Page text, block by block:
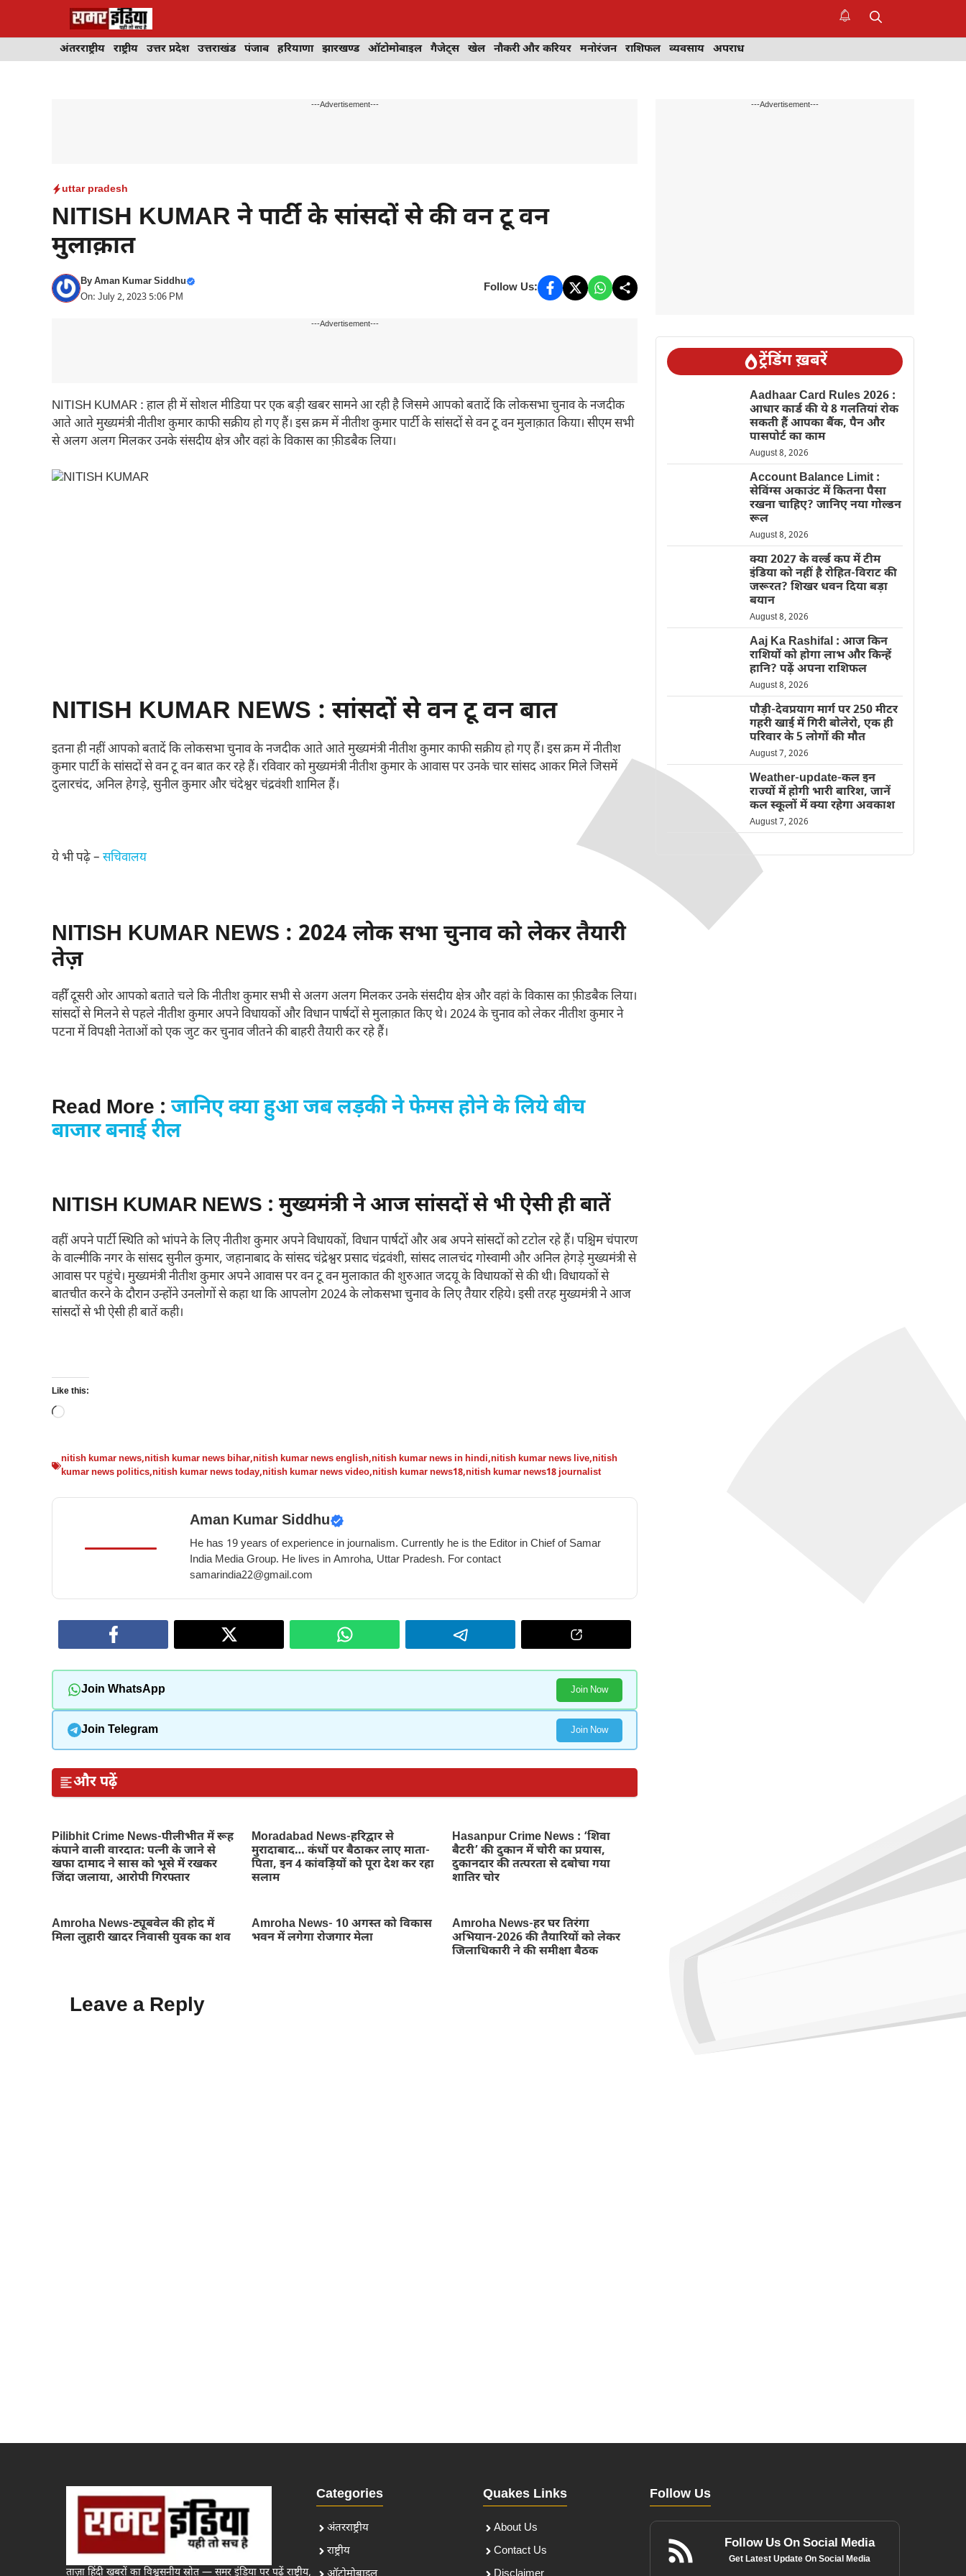
अंतरराष्ट्रीय राष्ट्रीय उत्तर प्रदेश उत्तराखंड पंजाब हरियाणा झारखण्ड ऑटोमोबाइल गैजेट्स खेल नौकरी और करियर मनोरंजन राशिफल व्यवसाय अपराध
---Advertisement---
uttar pradesh
NITISH KUMAR ने पार्टी के सांसदों से की वन टू वन
मुलाक़ात
ByAman Kumar Siddhu
On: July 2, 2023 5:06 PM
Follow Us:
---Advertisement---
NITISH KUMAR : हाल ही में सोशल मीडिया पर एक बड़ी खबर सामने आ रही है जिसमे आपको बतादें कि लोकसभा चुनाव के नजदीक
आते आते मुख्यमंत्री नीतीश कुमार काफी सक्रीय हो गए हैं। इस क्रम में नीतीश कुमार पार्टी के सांसदों से वन टू वन मुलाक़ात किया। सीएम सभी
से अलग अलग मिलकर उनके संसदीय क्षेत्र और वहां के विकास का फ़ीडबैक लिया।
NITISH KUMAR NEWS : सांसदों से वन टू वन बात
इतना ही नहीं आपको बतादें कि लोकसभा चुनाव के नजदीक आते आते मुख्यमंत्री नीतीश कुमार काफी सक्रीय हो गए हैं। इस क्रम में नीतीश
कुमार पार्टी के सांसदों से वन टू वन बात कर रहे हैं। रविवार को मुख्यमंत्री नीतीश कुमार के आवास पर उनके चार सांसद आकर मिले जिसमें
दुलारचंद, अनिल हेगड़े, सुनील कुमार और चंदेश्वर चंद्रवंशी शामिल हैं।
ये भी पढ़े – सचिवालय
NITISH KUMAR NEWS : 2024 लोक सभा चुनाव को लेकर तैयारी
तेज़
वहीँ दूसरी ओर आपको बताते चले कि नीतीश कुमार सभी से अलग अलग मिलकर उनके संसदीय क्षेत्र और वहां के विकास का फ़ीडबैक लिया।
सांसदों से मिलने से पहले नीतीश कुमार अपने विधायकों और विधान पार्षदों से मुलाक़ात किए थे। 2024 के चुनाव को लेकर नीतीश कुमार ने
पटना में विपक्षी नेताओं को एक जुट कर चुनाव जीतने की बाहरी तैयारी कर रहे हैं।
Read More : जानिए क्या हुआ जब लड़की ने फेमस होने के लिये बीच
बाजार बनाई रील
NITISH KUMAR NEWS : मुख्यमंत्री ने आज सांसदों से भी ऐसी ही बातें
वहीं अपने पार्टी स्थिति को भांपने के लिए नीतीश कुमार अपने विधायकों, विधान पार्षदों और अब अपने सांसदों को टटोल रहे हैं। पश्चिम चंपारण
के वाल्मीकि नगर के सांसद सुनील कुमार, जहानाबाद के सांसद चंद्रेश्वर प्रसाद चंद्रवंशी, सांसद लालचंद गोस्वामी और अनिल हेगड़े मुख्यमंत्री से
आवास पर पहुंचे। मुख्यमंत्री नीतीश कुमार अपने आवास पर वन टू वन मुलाकात की शुरुआत जदयू के विधायकों से की थी। विधायकों से
बातचीत करने के दौरान उन्होंने उनलोगों से कहा था कि आपलोग 2024 के लोकसभा चुनाव के लिए तैयार रहिये। इसी तरह मुख्यमंत्री ने आज
सांसदों से भी ऐसी ही बातें कही।
Like this:
Loading…
nitish kumar news,nitish kumar news bihar,nitish kumar news english,nitish kumar news in hindi,nitish kumar news live,nitish
kumar news politics,nitish kumar news today,nitish kumar news video,nitish kumar news18,nitish kumar news18 journalist
Aman Kumar Siddhu
He has 19 years of experience in journalism. Currently he is the Editor in Chief of Samar
India Media Group. He lives in Amroha, Uttar Pradesh. For contact
samarindia22@gmail.com
Join WhatsApp Join Now
Join Telegram Join Now
और पढ़ें
Pilibhit Crime News-पीलीभीत में रूह
कंपाने वाली वारदात: पत्नी के जाने से
खफा दामाद ने सास को भूसे में रखकर
जिंदा जलाया, आरोपी गिरफ्तार
Moradabad News-हरिद्वार से
मुरादाबाद… कंधों पर बैठाकर लाए माता-
पिता, इन 4 कांवड़ियों को पूरा देश कर रहा
सलाम
Hasanpur Crime News : ‘शिवा
बैटरी’ की दुकान में चोरी का प्रयास,
दुकानदार की तत्परता से दबोचा गया
शातिर चोर
Amroha News-ट्यूबवेल की होद में
मिला लुहारी खादर निवासी युवक का शव
Amroha News- 10 अगस्त को विकास
भवन में लगेगा रोजगार मेला
Amroha News-हर घर तिरंगा
अभियान-2026 की तैयारियों को लेकर
जिलाधिकारी ने की समीक्षा बैठक
Leave a Reply
---Advertisement---
ट्रेंडिंग ख़बरें
Aadhaar Card Rules 2026 :
आधार कार्ड की ये 8 गलतियां रोक
सकती हैं आपका बैंक, पैन और
पासपोर्ट का काम
August 8, 2026
Account Balance Limit :
सेविंग्स अकाउंट में कितना पैसा
रखना चाहिए? जानिए नया गोल्डन
रूल
August 8, 2026
क्या 2027 के वर्ल्ड कप में टीम
इंडिया को नहीं है रोहित-विराट की
जरूरत? शिखर धवन दिया बड़ा
बयान
August 8, 2026
Aaj Ka Rashifal : आज किन
राशियों को होगा लाभ और किन्हें
हानि? पढ़ें अपना राशिफल
August 8, 2026
पौड़ी-देवप्रयाग मार्ग पर 250 मीटर
गहरी खाई में गिरी बोलेरो, एक ही
परिवार के 5 लोगों की मौत
August 7, 2026
Weather-update-कल इन
राज्यों में होगी भारी बारिश, जानें
कल स्कूलों में क्या रहेगा अवकाश
August 7, 2026
ताज़ा हिंदी खबरों का विश्वसनीय स्रोत — समर इंडिया पर पढ़ें राष्ट्रीय,
Categories
अंतरराष्ट्रीय
राष्ट्रीय
Quakes Links
About Us
Contact Us
Follow Us
Follow Us On Social Media
Get Latest Update On Social Media